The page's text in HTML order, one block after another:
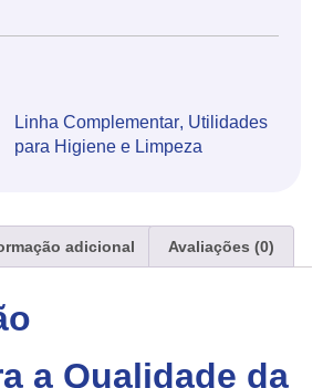
Linha Complementar, Utilidades
para Higiene e Limpeza
adicional Avaliações (0)
a Qualidade da